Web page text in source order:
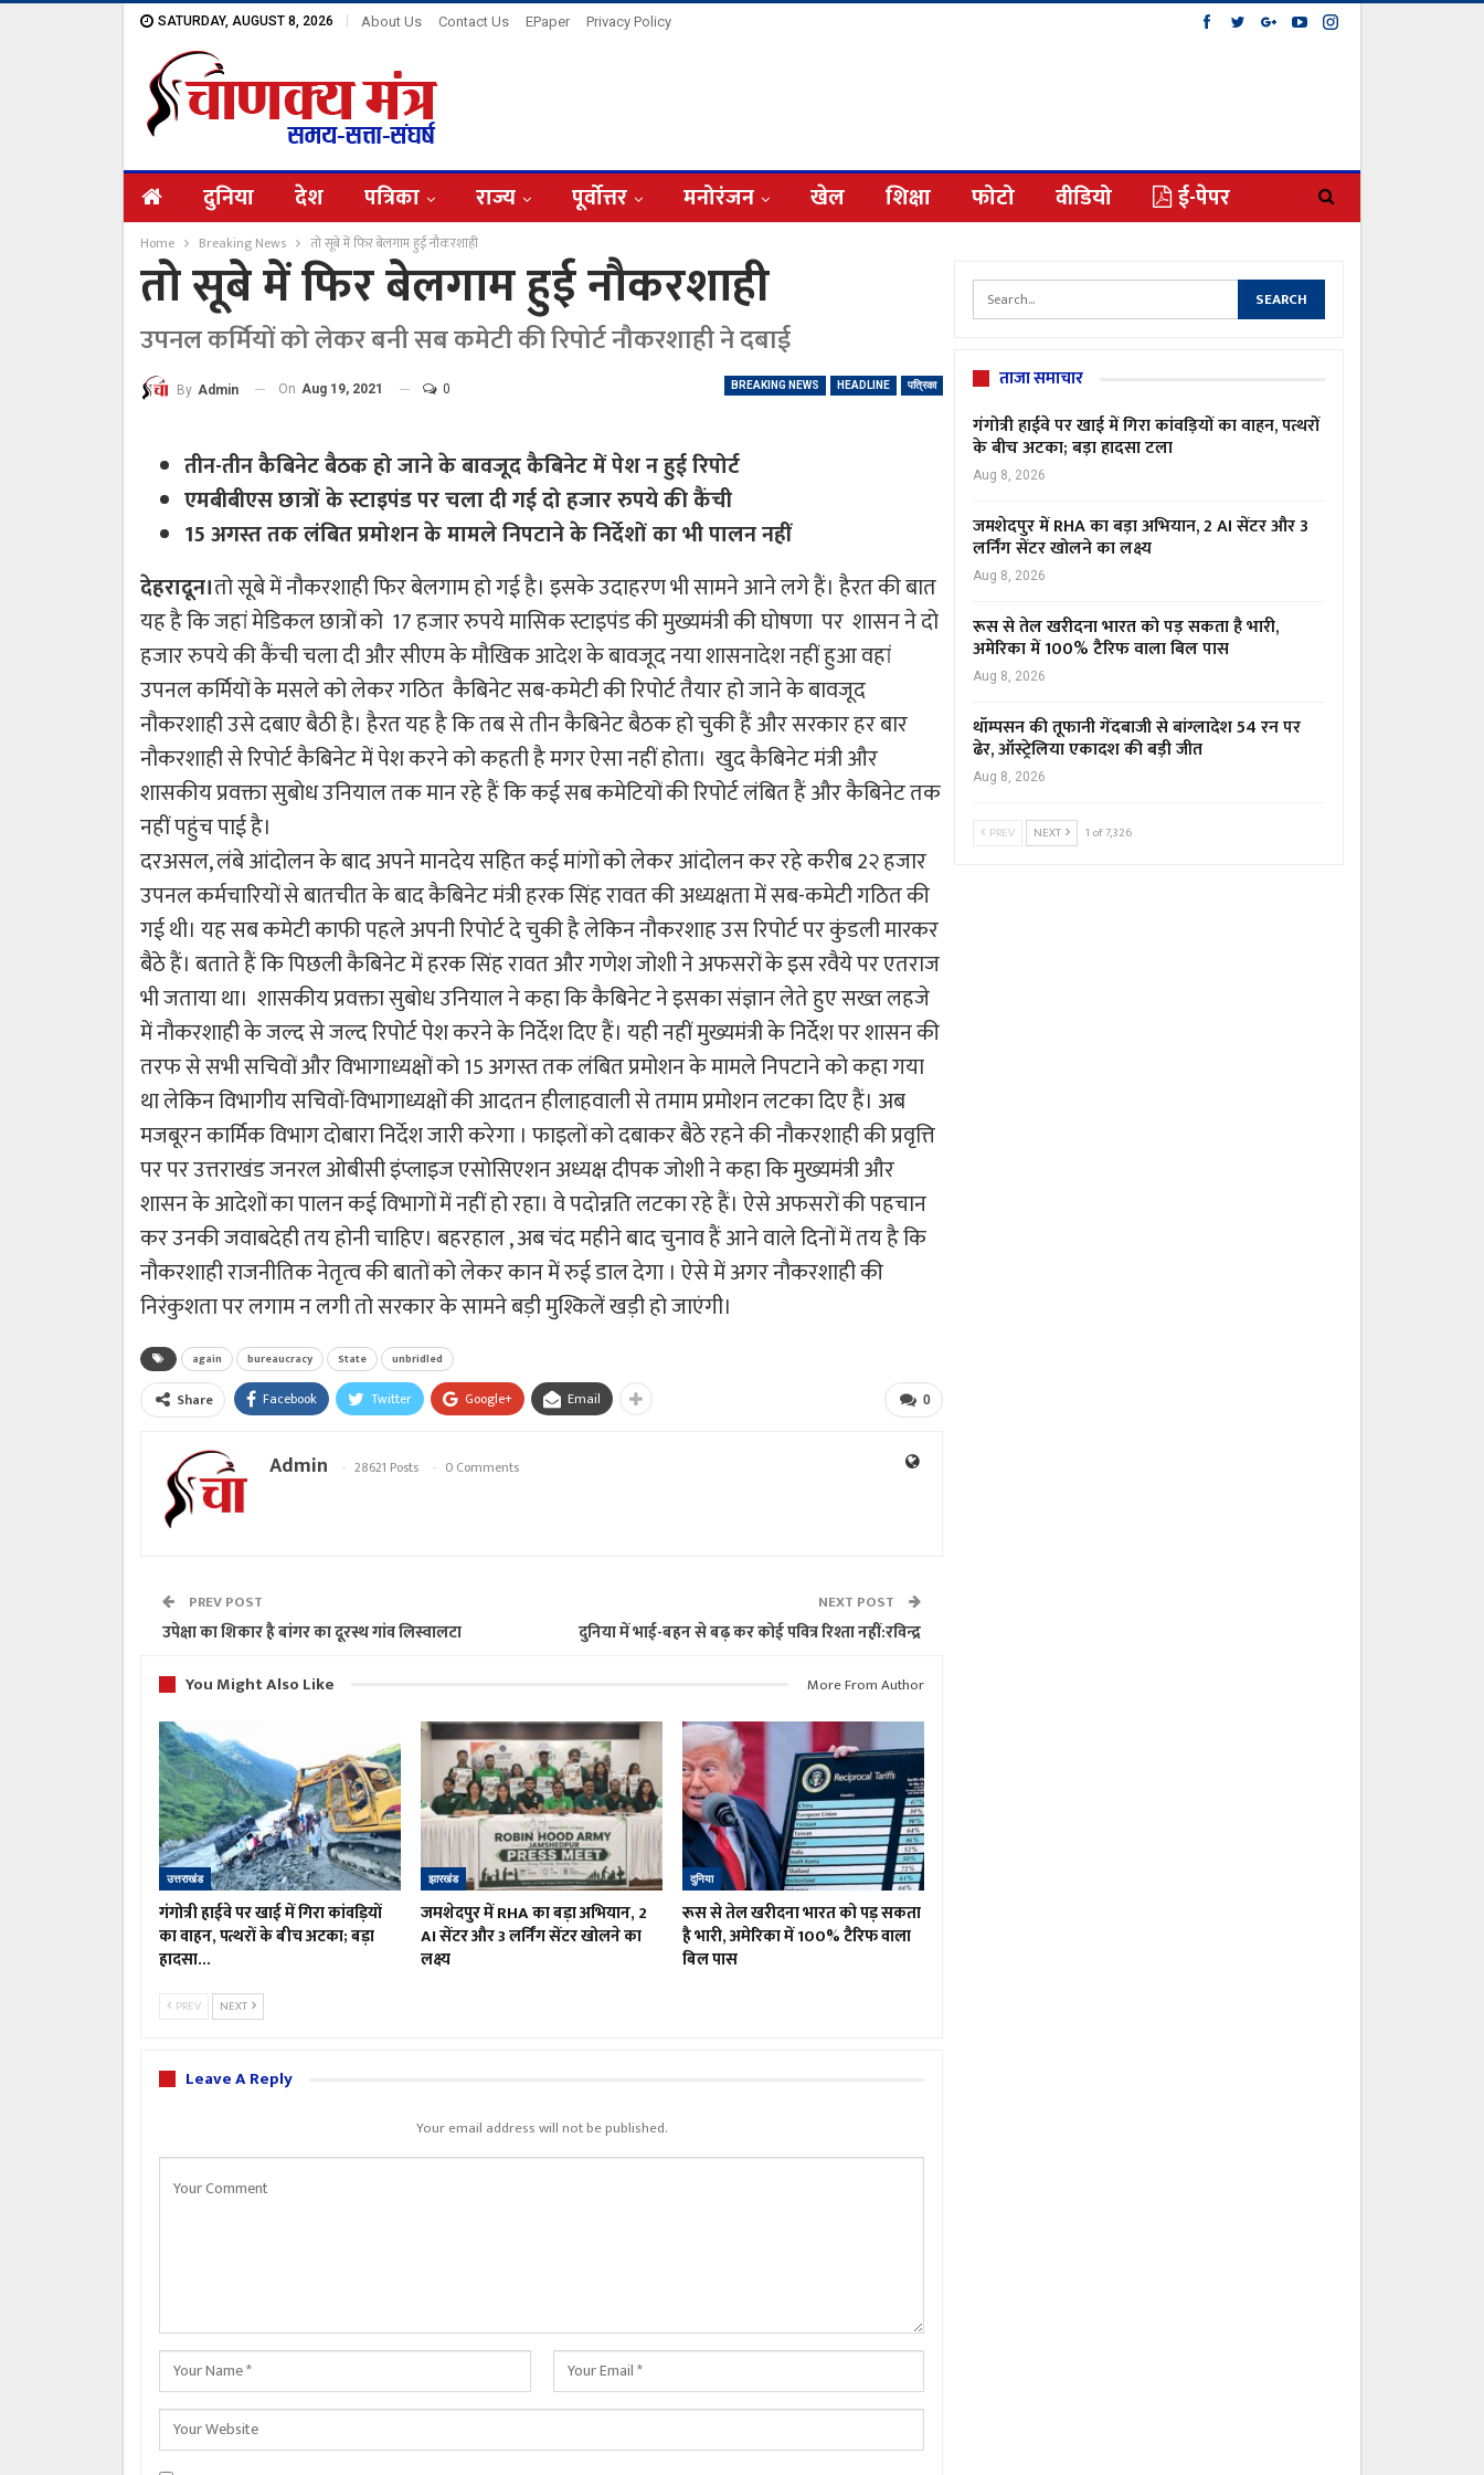
SATURDAY, AUGUST 8, 2026 About Us Contact Us EPaper Privacy Policy
दुनिया देश पत्रिका राज्य पूर्वोत्तर मनोरंजन खेल शिक्षा फोटो वीडियो ई-पेपर
Home Breaking News तो सूबे में फिर बेलगाम हुई नौकरशाही
तो सूबे में फिर बेलगाम हुई नौकरशाही
उपनल कर्मियों को लेकर बनी सब कमेटी की रिपोर्ट नौकरशाही ने दबाई
BREAKING NEWS HEADLINE पत्रिका
By Admin On Aug 19, 2021 0
तीन-तीन कैबिनेट बैठक हो जाने के बावजूद कैबिनेट में पेश न हुई रिपोर्ट
एमबीबीएस छात्रों के स्टाइपंड पर चला दी गई दो हजार रुपये की कैंची
15 अगस्त तक लंबित प्रमोशन के मामले निपटाने के निर्देशों का भी पालन नहीं
देहरादून।तो सूबे में नौकरशाही फिर बेलगाम हो गई है। इसके उदाहरण भी सामने आने लगे हैं। हैरत की बात
यह है कि जहां मेडिकल छात्रों को 17 हजार रुपये मासिक स्टाइपंड की मुख्यमंत्री की घोषणा पर शासन ने दो
हजार रुपये की कैंची चला दी और सीएम के मौखिक आदेश के बावजूद नया शासनादेश नहीं हुआ वहां
उपनल कर्मियों के मसले को लेकर गठित कैबिनेट सब-कमेटी की रिपोर्ट तैयार हो जाने के बावजूद
नौकरशाही उसे दबाए बैठी है। हैरत यह है कि तब से तीन कैबिनेट बैठक हो चुकी हैं और सरकार हर बार
नौकरशाही से रिपोर्ट कैबिनेट में पेश करने को कहती है मगर ऐसा नहीं होता। खुद कैबिनेट मंत्री और
शासकीय प्रवक्ता सुबोध उनियाल तक मान रहे हैं कि कई सब कमेटियों की रिपोर्ट लंबित हैं और कैबिनेट तक
नहीं पहुंच पाई है।
दरअसल, लंबे आंदोलन के बाद अपने मानदेय सहित कई मांगों को लेकर आंदोलन कर रहे करीब 2२ हजार
उपनल कर्मचारियों से बातचीत के बाद कैबिनेट मंत्री हरक सिंह रावत की अध्यक्षता में सब-कमेटी गठित की
गई थी। यह सब कमेटी काफी पहले अपनी रिपोर्ट दे चुकी है लेकिन नौकरशाह उस रिपोर्ट पर कुंडली मारकर
बैठे हैं। बताते हैं कि पिछली कैबिनेट में हरक सिंह रावत और गणेश जोशी ने अफसरों के इस रवैये पर एतराज
भी जताया था। शासकीय प्रवक्ता सुबोध उनियाल ने कहा कि कैबिनेट ने इसका संज्ञान लेते हुए सख्त लहजे
में नौकरशाही के जल्द से जल्द रिपोर्ट पेश करने के निर्देश दिए हैं। यही नहीं मुख्यमंत्री के निर्देश पर शासन की
तरफ से सभी सचिवों और विभागाध्यक्षों को 15 अगस्त तक लंबित प्रमोशन के मामले निपटाने को कहा गया
था लेकिन विभागीय सचिवों-विभागाध्यक्षों की आदतन हीलाहवाली से तमाम प्रमोशन लटका दिए हैं। अब
मजबूरन कार्मिक विभाग दोबारा निर्देश जारी करेगा । फाइलों को दबाकर बैठे रहने की नौकरशाही की प्रवृत्ति
पर पर उत्तराखंड जनरल ओबीसी इंप्लाइज एसोसिएशन अध्यक्ष दीपक जोशी ने कहा कि मुख्यमंत्री और
शासन के आदेशों का पालन कई विभागों में नहीं हो रहा। वे पदोन्नति लटका रहे हैं। ऐसे अफसरों की पहचान
कर उनकी जवाबदेही तय होनी चाहिए। बहरहाल , अब चंद महीने बाद चुनाव हैं आने वाले दिनों में तय है कि
नौकरशाही राजनीतिक नेतृत्व की बातों को लेकर कान में रुई डाल देगा । ऐसे में अगर नौकरशाही की
निरंकुशता पर लगाम न लगी तो सरकार के सामने बड़ी मुश्किलें खड़ी हो जाएंगी।
again bureaucracy State unbridled
0
Share Facebook Twitter Google+ Email
Admin 28621 Posts 0 Comments
PREV POST
उपेक्षा का शिकार है बांगर का दूरस्थ गांव लिस्वालटा
NEXT POST
दुनिया में भाई-बहन से बढ़ कर कोई पवित्र रिश्ता नहीं:रविन्द्र
You Might Also Like
More From Author
उत्तराखंड
गंगोत्री हाईवे पर खाई में गिरा कांवड़ियों
का वाहन, पत्थरों के बीच अटका; बड़ा
हादसा…
झारखंड
जमशेदपुर में RHA का बड़ा अभियान, 2
AI सेंटर और 3 लर्निंग सेंटर खोलने का
लक्ष्य
दुनिया
रूस से तेल खरीदना भारत को पड़ सकता
है भारी, अमेरिका में 100% टैरिफ वाला
बिल पास
PREV NEXT
Leave A Reply
Your email address will not be published.
ताजा समाचार
गंगोत्री हाईवे पर खाई में गिरा कांवड़ियों का वाहन, पत्थरों
के बीच अटका; बड़ा हादसा टला
Aug 8, 2026
जमशेदपुर में RHA का बड़ा अभियान, 2 AI सेंटर और 3
लर्निंग सेंटर खोलने का लक्ष्य
Aug 8, 2026
रूस से तेल खरीदना भारत को पड़ सकता है भारी,
अमेरिका में 100% टैरिफ वाला बिल पास
Aug 8, 2026
थॉम्पसन की तूफानी गेंदबाजी से बांग्लादेश 54 रन पर
ढेर, ऑस्ट्रेलिया एकादश की बड़ी जीत
Aug 8, 2026
PREV NEXT 1 of 7,326